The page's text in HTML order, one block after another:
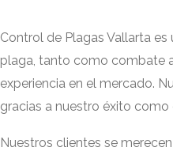
Control de Plagas Vallarta
plaga, tanto como combate
experiencia en el mercado.
gracias a nuestro éxito como
Nuestros clientes se